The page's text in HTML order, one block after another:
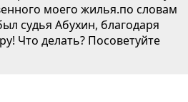
моего жилья.по словам
судья Абухин, благодаря
Что делать? Посоветуйте